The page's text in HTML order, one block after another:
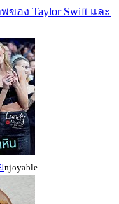
อง Taylor Swift และ
njoyable